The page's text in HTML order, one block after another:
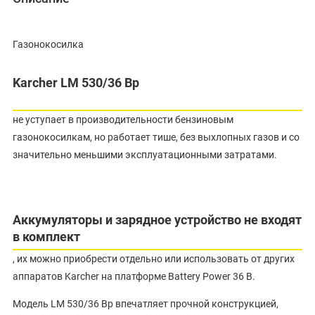
Газонокосилка
Karcher LM 530/36 Bp
не уступает в производительности бензиновым
газонокосилкам, но работает тише, без выхлопных газов и со
значительно меньшими эксплуатационными затратами.
Аккумуляторы и зарядное устройство не входят
в комплект
, их можно приобрести отдельно или использовать от других
аппаратов Karcher на платформе Battery Power 36 В.
Модель LM 530/36 Bp впечатляет прочной конструкцией,